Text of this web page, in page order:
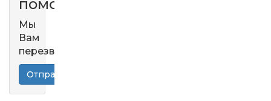
помощь?
Мы
Вам
перезвоним!
Отправить запрос